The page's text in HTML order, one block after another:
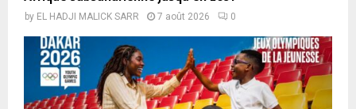
by EL HADJI MALICK SARR 7 août 2026 0